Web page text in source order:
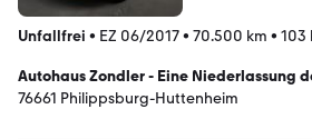
Unfallfrei • EZ 06/2017• 70.500 km • 103
Autohaus Zondler - Eine Niederlassung
Mobility GmbH
76661 Philippsburg-Huttenheim